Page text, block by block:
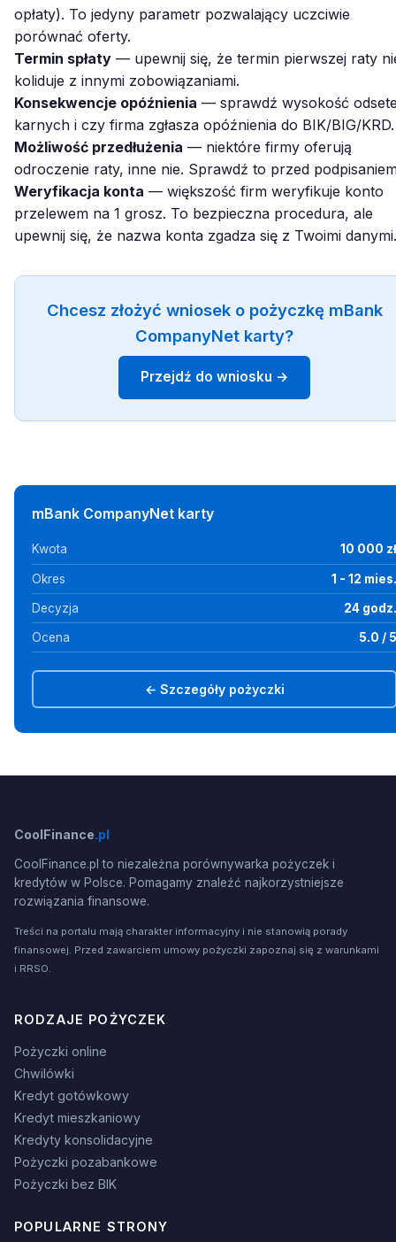
opłaty). To jedyny parametr pozwalający uczciwie
porównać oferty.
Termin spłaty — upewnij się, że termin pierwszej raty
koliduje z innymi zobowiązaniami.
Konsekwencje opóźnienia — sprawdź wysokość
karnych i czy firma zgłasza opóźnienia do BIK/BIG/KRD.
Możliwość przedłużenia — niektóre firmy oferują
odroczenie raty, inne nie. Sprawdź to przed
Weryfikacja konta — większość firm weryfikuje konto
przelewem na 1 grosz. To bezpieczna procedura, ale
upewnij się, że nazwa konta zgadza się z Twoimi danymi.
Chcesz złożyć wniosek o pożyczkę mBank
CompanyNet karty?
Przejdź do wniosku →
mBank CompanyNet karty
Kwota 10 000 zł
Okres 1 - 12 mies.
Decyzja 24 godz.
Ocena 5.0 / 5
← Szczegóły pożyczki
CoolFinance.pl
CoolFinance.pl to niezależna porównywarka pożyczek i
kredytów w Polsce. Pomagamy znaleźć najkorzystniejsze
rozwiązania finansowe.
Treści na portalu mają charakter informacyjny i nie stanowią porady
finansowej. Przed zawarciem umowy pożyczki zapoznaj się z warunkami
i RRSO.
RODZAJE POŻYCZEK
Pożyczki online
Chwilówki
Kredyt gotówkowy
Kredyt mieszkaniowy
Kredyty konsolidacyjne
Pożyczki pozabankowe
Pożyczki bez BIK
POPULARNE STRONY